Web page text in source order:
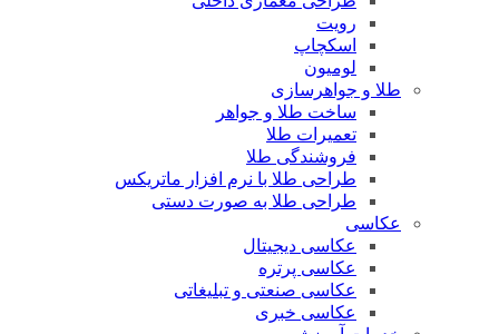
رویت
اسکچاپ
لومیون
طلا و جواهرسازی
ساخت طلا و جواهر
تعمیرات طلا
فروشندگی طلا
طراحی طلا با نرم افزار ماتریکس
طراحی طلا به صورت دستی
عکاسی
عکاسی دیجیتال
عکاسی پرتره
عکاسی صنعتی و تبلیغاتی
عکاسی خبری